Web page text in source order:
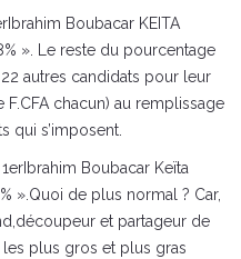
Boubacar KEITA
». Le reste du pourcentage
autres candidats pour leur
chacun) au remplissage
qui s’imposent.
Boubacar Keïta
».Quoi de plus normal ? Car,
et partageur de
plus gros et plus gras